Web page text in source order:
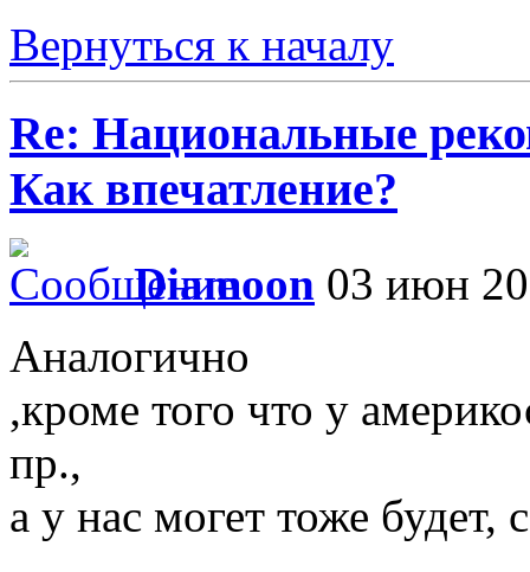
Вернуться к началу
Re: Национальные
Как впечатление?
Diamoon 03 июн
Аналогично
,кроме того что у
пр.,
а у нас могет тоже будет,